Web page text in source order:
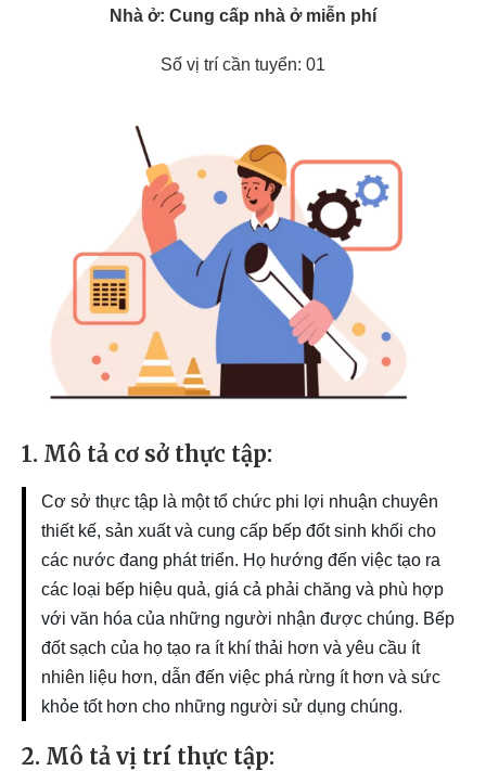
Nhà ở: Cung cấp nhà ở miễn phí
Số vị trí cần tuyển: 01
1. Mô tả cơ sở thực tập:
Cơ sở thực tập là một tổ chức phi lợi nhuận chuyên
thiết kế, sản xuất và cung cấp bếp đốt sinh khối cho
các nước đang phát triển. Họ hướng đến việc tạo ra
các loại bếp hiệu quả, giá cả phải chăng và phù hợp
với văn hóa của những người nhận được chúng. Bếp
đốt sạch của họ tạo ra ít khí thải hơn và yêu cầu ít
nhiên liệu hơn, dẫn đến việc phá rừng ít hơn và sức
khỏe tốt hơn cho những người sử dụng chúng.
2. Mô tả vị trí thực tập: